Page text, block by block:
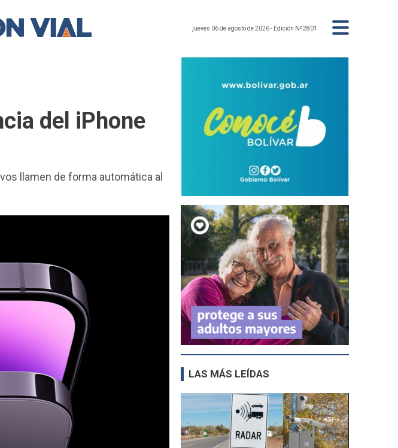
jueves 06 de agosto de 2026- Edición Nº2801
del iPhone
llamen de forma automática al
LAS MÁS LEÍDAS